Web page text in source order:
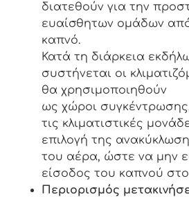
διατεθούν για την
ευαίσθητων ομάδων
καπνό.
Κατά τη διάρκεια
συστήνεται οι
θα χρησιμοποιηθούν
ως χώροι
τις κλιματιστικές
επιλογή της
του αέρα, ώστε να μην
είσοδος του καπνού
Περιορισμός